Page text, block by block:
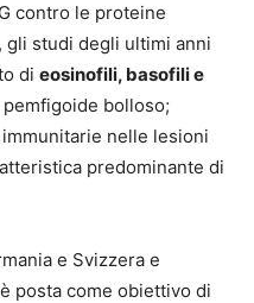
contro le proteine
gli studi degli ultimi anni
di eosinofili, basofili e
bolloso;
nelle lesioni
predominante di
e Svizzera e
posta come obiettivo di